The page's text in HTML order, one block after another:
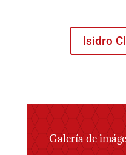
Isidro
Galería de